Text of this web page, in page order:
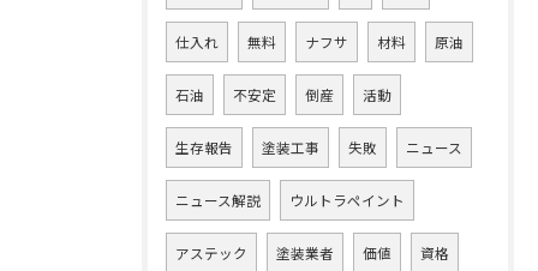
仕入れ 無料 ナフサ 材料 原油
石油 不安定 倒産 活動
生存報告 塗装工事 失敗 ニュース
ニュース解説 ウルトラペイント
アステック 塗装業者 価値 資格